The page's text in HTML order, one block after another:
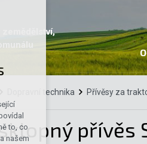
v zemědělství,
Dopravní technika Přívěsy za
přívěs
to, co
našem